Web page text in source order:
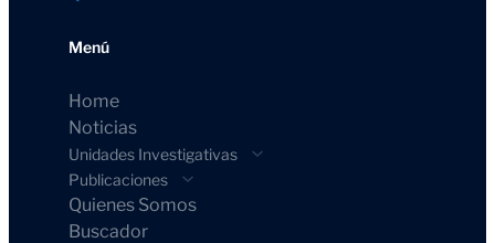
Menú
Home
Noticias
Unidades Investigativas
Publicaciones
Quienes Somos
Buscador